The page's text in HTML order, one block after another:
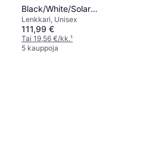
Black/White/Solar
Red/Anthracite
Lenkkari, Unisex
111,99 €
Tai 19,56 €/kk.¹
5 kauppoja